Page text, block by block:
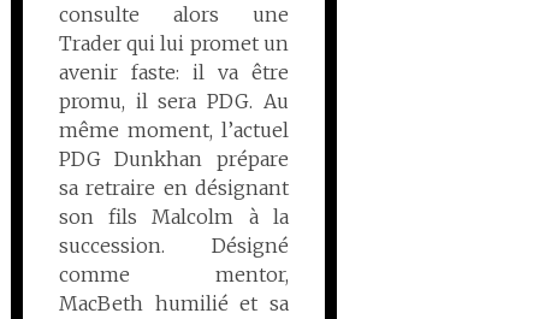
consulte alors une
Trader qui lui promet un
avenir faste: il va être
promu, il sera PDG. Au
même moment, l’actuel
PDG Dunkhan prépare
sa retraire en désignant
son fils Malcolm à la
succession. Désigné
comme mentor,
MacBeth humilié et sa